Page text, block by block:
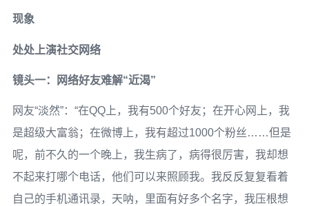
现象
处处上演社交网络
镜头一：网络好友难解“近渴”
网友“淡然”：“在QQ上，我有500个好友；在开心网上，我
是超级大富翁；在微博上，我有超过1000个粉丝……但是
呢，前不久的一个晚上，我生病了，病得很厉害，我却想
不起来打哪个电话，他们可以来照顾我。我反反复复看着
自己的手机通讯录，天呐，里面有好多个名字，我压根想